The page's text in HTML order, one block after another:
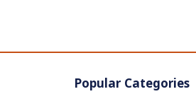
Popular Categories